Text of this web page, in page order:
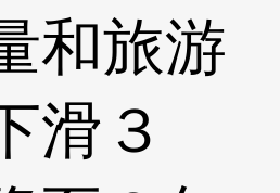
和旅游
滑３